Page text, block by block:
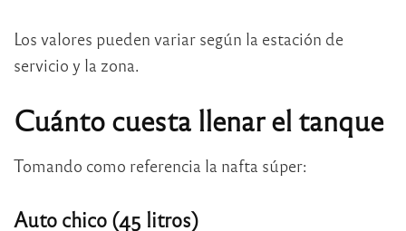
Los valores pueden variar según la estación de
servicio y la zona.
Cuánto cuesta llenar el tanque
Tomando como referencia la nafta súper:
Auto chico (45 litros)